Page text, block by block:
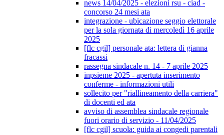
news 14/04/2025 - elezioni rsu - ciad -
concorso 24 mesi ata
integrazione - ubicazione seggio elettorale
per la sola giornata di mercoledì 16 aprile
2025
[flc cgil] personale ata: lettera di gianna
fracassi
rassegna sindacale n. 14 - 7 aprile 2025
inpsieme 2025 - apertuta inserimento
conferme - informazioni utili
sollecito per "riallineamento della carriera"
di docenti ed ata
avviso di assemblea sindacale regionale
fuori orario di servizio - 11/04/2025
[flc cgil] scuola: guida ai congedi parentali